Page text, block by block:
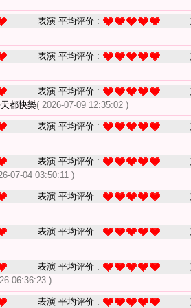
表演 平均评价 :
表演 平均评价 :
表演 平均评价 :
都快樂( 2026-07-09 12:35:02 )
表演 平均评价 :
表演 平均评价 :
07-04 03:50:11 )
表演 平均评价 :
表演 平均评价 :
表演 平均评价 :
06:36:23 )
表演 平均评价 :